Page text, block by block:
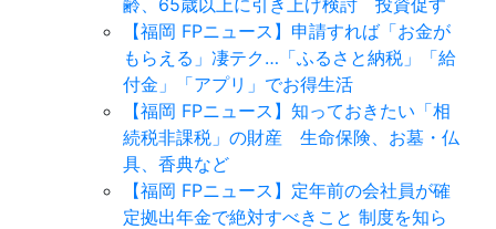
齢、65歳以上に引き上げ検討 投資促す
【福岡 FPニュース】申請すれば「お金が
もらえる」凄テク…「ふるさと納税」「給
付金」「アプリ」でお得生活
【福岡 FPニュース】知っておきたい「相
続税非課税」の財産 生命保険、お墓・仏
具、香典など
【福岡 FPニュース】定年前の会社員が確
定拠出年金で絶対すべきこと 制度を知ら